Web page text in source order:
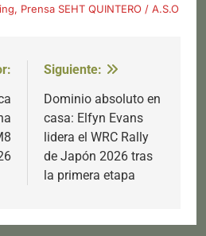
Prensa SEHT QUINTERO / A.S.O
Siguiente:
Dominio absoluto en
casa: Elfyn Evans
lidera el WRC Rally
de Japón 2026 tras
la primera etapa